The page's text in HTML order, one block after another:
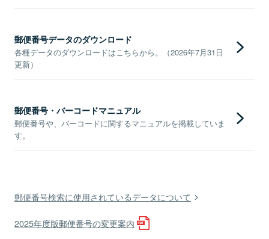
郵便番号データのダウンロード
各種データのダウンロードはこちらから。（2026年7月31日
更新）
郵便番号・バーコードマニュアル
郵便番号や、バーコードに関するマニュアルを掲載していま
す。
郵便番号検索に使用されているデータについて
2025年度版郵便番号の変更案内